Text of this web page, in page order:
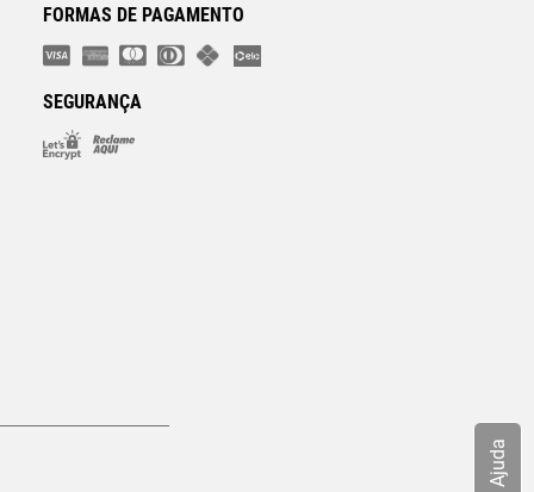
Ajuda
FORMAS DE PAGAMENTO
SEGURANÇA